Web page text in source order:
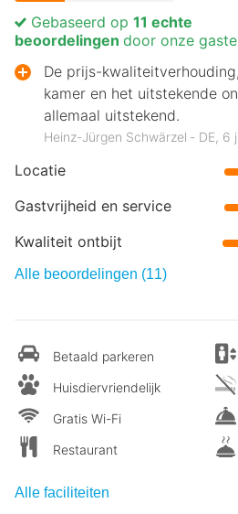
Locatie
Gastvrijheid en service
Kwaliteit ontbijt
Gebaseerd op 11 echte
beoordelingen door onze
De prijs-
kamer en het uitstekende
allemaal uitstekend.
Heinz-Jürgen Schwärzel ‐ DE, 6
Alle beoordelingen (11)
Betaald parkeren
Huisdiervriendelijk
Gratis Wi-Fi
Restaurant
Alle faciliteiten